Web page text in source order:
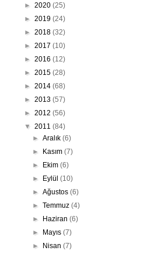
► 2020 (25)
► 2019 (24)
► 2018 (32)
► 2017 (10)
► 2016 (12)
► 2015 (28)
► 2014 (68)
► 2013 (57)
► 2012 (56)
▼ 2011 (84)
►Aralık(6)
► Kasım(7)
► Ekim(6)
► Eylül(10)
►Ağustos(6)
►Temmuz(4)
► Haziran(6)
► Mayıs(7)
► Nisan(7)